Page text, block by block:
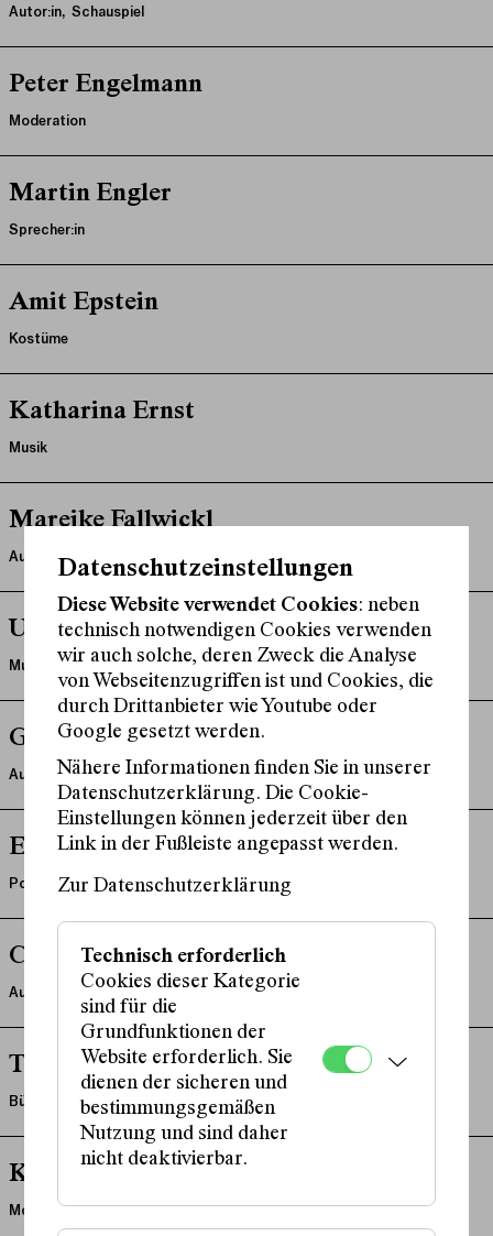
Autor:in, Schauspiel
Peter Engelmann
Moderation
Martin Engler
Sprecher:in
Amit Epstein
Kostüme
Katharina Ernst
Musik
Mareike Fallwickl
Autor:in, Podium
Uwe Felchle
Musik
Giorgio Ferretti
Autor:in
Eric Frey
Podium
Calle Fuhr
Autor:in, Regie
Thomas Garvie
Bühne
Katja Gasser
Moderation
Datenschutzeinstellungen
Diese Website verwendet Cookies: neben
technisch notwendigen Cookies verwenden
wir auch solche, deren Zweck die Analyse
von Webseitenzugriffen ist und Cookies, die
durch Drittanbieter wie Youtube oder
Google gesetzt werden.
Nähere Informationen finden Sie in unserer
Datenschutzerklärung. Die Cookie-
Einstellungen können jederzeit über den
Link in der Fußleiste angepasst werden.
Zur Datenschutzerklärung
Technisch erforderlich
Cookies dieser Kategorie
sind für die
Grundfunktionen der
Website erforderlich. Sie
dienen der sicheren und
bestimmungsgemäßen
Nutzung und sind daher
nicht deaktivierbar.